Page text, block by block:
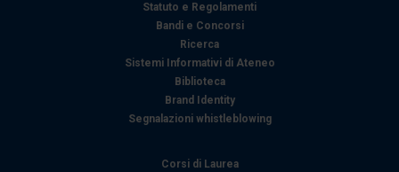
Statuto e Regolamenti
Bandi e Concorsi
Ricerca
Sistemi Informativi di Ateneo
Biblioteca
Brand Identity
Segnalazioni whistleblowing
Corsi di Laurea